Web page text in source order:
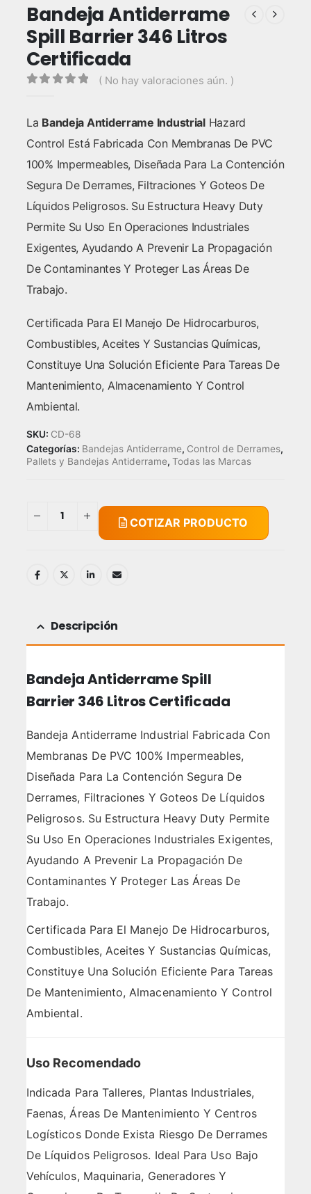
Bandeja Antiderrame
Spill Barrier 346 Litros
Certificada
( No hay valoraciones aún. )
La Bandeja Antiderrame IndustrialHazard
Control Está Fabricada Con Membranas De PVC
100% Impermeables, Diseñada Para La Contención
Segura De Derrames, Filtraciones Y Goteos De
Líquidos Peligrosos. Su Estructura Heavy Duty
Permite Su Uso En Operaciones Industriales
Exigentes, Ayudando A Prevenir La Propagación
De Contaminantes Y Proteger Las Áreas De
Trabajo.
Certificada Para El Manejo De Hidrocarburos,
Combustibles, Aceites Y Sustancias Químicas,
Constituye Una Solución Eficiente Para Tareas De
Mantenimiento, Almacenamiento Y Control
Ambiental.
SKU: CD-68
Categorías: Bandejas Antiderrame, Control de Derrames,
Pallets y Bandejas Antiderrame, Todas las Marcas
COTIZAR PRODUCTO
Descripción
Bandeja Antiderrame Spill
Barrier 346 Litros Certificada
Bandeja Antiderrame Industrial Fabricada Con
Membranas De PVC 100% Impermeables,
Diseñada Para La Contención Segura De
Derrames, Filtraciones Y Goteos De Líquidos
Peligrosos. Su Estructura Heavy Duty Permite
Su Uso En Operaciones Industriales Exigentes,
Ayudando A Prevenir La Propagación De
Contaminantes Y Proteger Las Áreas De
Trabajo.
Certificada Para El Manejo De Hidrocarburos,
Combustibles, Aceites Y Sustancias Químicas,
Constituye Una Solución Eficiente Para Tareas
De Mantenimiento, Almacenamiento Y Control
Ambiental.
Uso Recomendado
Indicada Para Talleres, Plantas Industriales,
Faenas, Áreas De Mantenimiento Y Centros
Logísticos Donde Exista Riesgo De Derrames
De Líquidos Peligrosos. Ideal Para Uso Bajo
Vehículos, Maquinaria, Generadores Y